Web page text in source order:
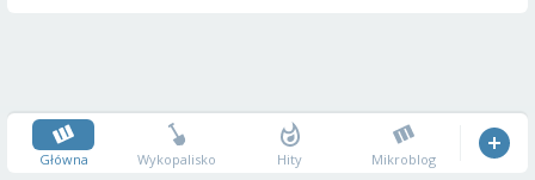
Główna Wykopalisko Hity Mikroblog